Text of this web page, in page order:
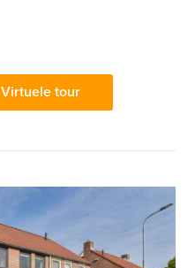
Virtuele tour